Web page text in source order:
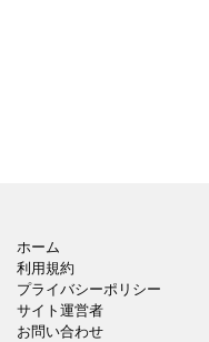
ホーム
利用規約
プライバシーポリシー
サイト運営者
お問い合わせ